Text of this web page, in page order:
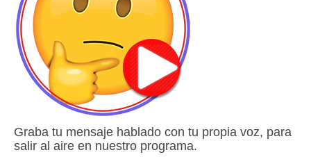
Graba tu mensaje hablado con tu propia voz, para
salir al aire en nuestro programa.